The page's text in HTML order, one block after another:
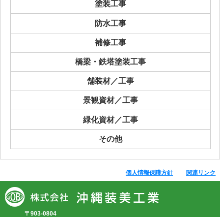
塗装工事
防水工事
補修工事
橋梁・鉄塔塗装工事
舗装材／工事
景観資材／工事
緑化資材／工事
その他
個人情報保護方針 関連リンク
〒903-0804